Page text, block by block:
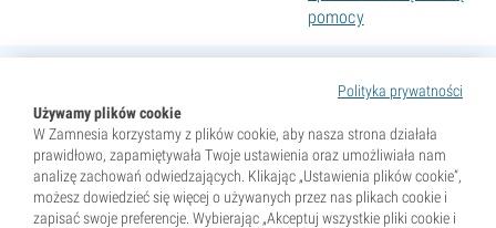
Polityka prywatności
Używamy plików cookie
W Zamnesia korzystamy z plików cookie, aby nasza strona działała
prawidłowo, zapamiętywała Twoje ustawienia oraz umożliwiała nam
analizę zachowań odwiedzających. Klikając „Ustawienia plików cookie”,
możesz dowiedzieć się więcej o używanych przez nas plikach cookie i
zapisać swoje preferencje. Wybierając „Akceptuj wszystkie pliki cookie i
pomocy